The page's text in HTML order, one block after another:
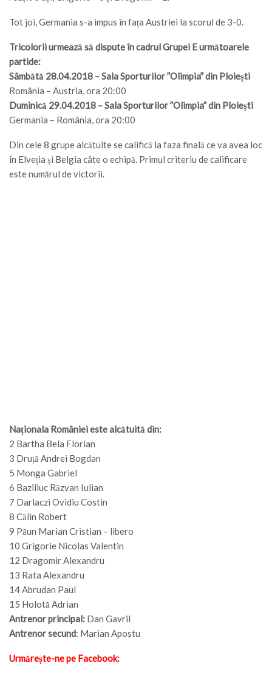
Tot joi, Germania s-a impus în fața Austriei la scorul de 3-0.
Tricolorii urmează să dispute în cadrul Grupei E următoarele
partide:
Sâmbătă 28.04.2018 – Sala Sporturilor ”Olimpia” din Ploiești
România – Austria, ora 20:00
Duminică 29.04.2018 – Sala Sporturilor ”Olimpia” din Ploiești
Germania – România, ora 20:00
Din cele 8 grupe alcătuite se califică la faza finală ce va avea loc
în Elveția și Belgia câte o echipă. Primul criteriu de calificare
este numărul de victorii.
Naționala României este alcătuită din:
2 Bartha Bela Florian
3 Druță Andrei Bogdan
5 Monga Gabriel
6 Baziliuc Răzvan Iulian
7 Darlaczi Ovidiu Costin
8 Călin Robert
9 Păun Marian Cristian – libero
10 Grigorie Nicolas Valentin
12 Dragomir Alexandru
13 Rata Alexandru
14 Abrudan Paul
15 Holotă Adrian
Antrenor principal: Dan Gavril
Antrenor secund: Marian Apostu
Urmărește-ne pe Facebook: